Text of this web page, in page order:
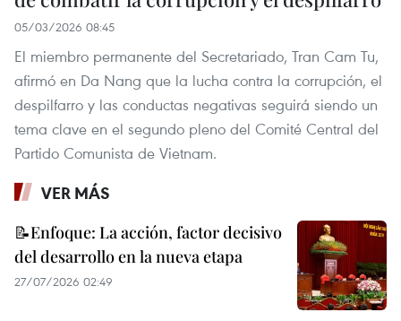
05/03/2026 08:45
El miembro permanente del Secretariado, Tran Cam Tu,
afirmó en Da Nang que la lucha contra la corrupción, el
despilfarro y las conductas negativas seguirá siendo un
tema clave en el segundo pleno del Comité Central del
Partido Comunista de Vietnam.
VER MÁS
📝Enfoque: La acción, factor decisivo
del desarrollo en la nueva etapa
27/07/2026 02:49